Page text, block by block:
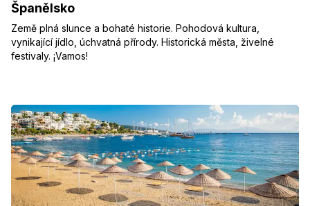
Španělsko
Země plná slunce a bohaté historie. Pohodová kultura,
vynikající jídlo, úchvatná přírody. Historická města, živelné
festivaly. ¡Vamos!